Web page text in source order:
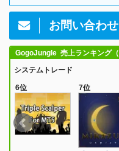
お問い合わせ